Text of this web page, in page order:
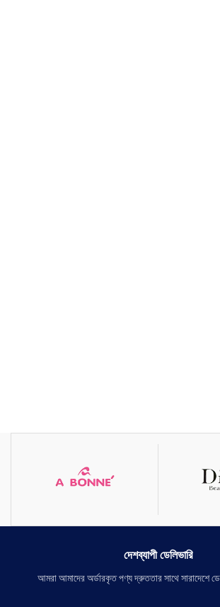
দেশব্যাপী ডেলিভারি
আমরা আমাদের অর্ডারকৃত পণ্য দ্রুততার সাথে সারাদেশে